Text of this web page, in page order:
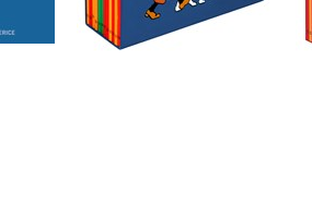
Do košíku
1 912 Kč